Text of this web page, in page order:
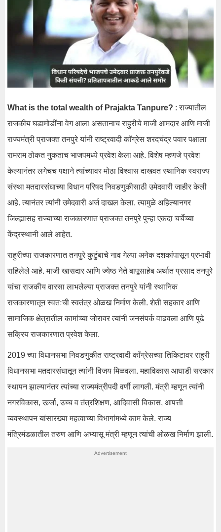
What is the total wealth of Prajakta Tanpure? : राज्यातील
राजकीय घडामोडींना वेग आला असतानाच राहुरीचे माजी आमदार आणि माजी
राज्यमंत्री प्राजक्त तनपुरे यांनी राष्ट्रवादी कॉग्रेस शरदचंद्र पवार पक्षाला
रामराम ठोकत नुकताच भाजपमध्ये प्रवेश केला आहे. विशेष म्हणजे प्रवेश
केल्यानंतर लगेचच पक्षाने त्यांच्यावर मोठा विश्वास दाखवत स्थानिक स्वराज्य
संस्था मतदारसंघाच्या विधान परिषद निवडणुकीसाठी उमेदवारी जाहीर केली
आहे. त्यानंतर त्यांनी उमेदवारी अर्ज दाखल केला. त्यामुळे अहिल्यानगर
जिल्ह्यासह राज्याच्या राजकारणात प्राजक्त तनपुरे पुन्हा एकदा चर्चेच्या
केंद्रस्थानी आले आहेत.
राहुरीच्या राजकारणात तनपुरे कुटुंबाचे नाव गेल्या अनेक दशकांपासून प्रभावी
राहिलेले आहे. माजी खासदार आणि ज्येष्ठ नेते बापूसाहेब अर्थात प्रसाद तनपुरे
यांचा राजकीय वारसा लाभलेल्या प्राजक्त तनपुरे यांनी स्थानिक
राजकारणातून स्वतःची स्वतंत्र ओळख निर्माण केली. शेती सहकार आणि
सामाजिक क्षेत्रातील कामांच्या जोरावर त्यांनी जनसंपर्क वाढवला आणि पुढे
सक्रिय राजकारणात प्रवेश केला.
2019 च्या विधानसभा निवडणुकीत राष्ट्रवादी काँग्रेसच्या तिकिटावर राहुरी
विधानसभा मतदारसंघातून त्यांनी विजय मिळवला. महाविकास आघाडी सरकार
स्थापन झाल्यानंतर त्यांच्या राज्यमंत्रीपदी वर्णी लागली. मंत्री म्हणून त्यांनी
नगरविकास, ऊर्जा, उच्च व तंत्रशिक्षण, आदिवासी विकास, आपत्ती
व्यवस्थापन यांसारख्या महत्वाच्या विभागांमध्ये काम केले. राज्य
मंत्रिमंडळातील तरुण आणि अभ्यासू मंत्री म्हणून त्यांची ओळख निर्माण झाली.